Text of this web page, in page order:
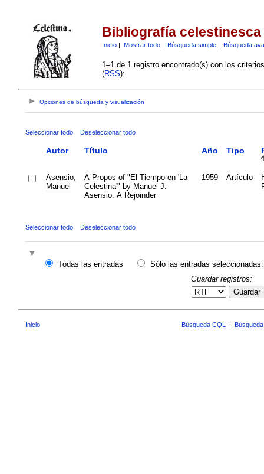
Bibliografía celestinesca
Inicio| Mostrar todo| Búsqueda simple| Búsqueda
1–1 de 1 registro encontrado(s) con los
(RSS):
Opciones de búsqueda y visualización
Seleccionar todo Deseleccionar todo
Autor Título Año Tipo
Asensio,
Manuel
A Propos of "El Tiempo en 'La
Celestina'" by Manuel J.
Asensio: A Rejoinder
1959 Artículo
Seleccionar todo Deseleccionar todo
Todas las entradas
Sólo las entradas seleccionadas:
Guardar registros:
Guardar
Inicio Búsqueda CQL